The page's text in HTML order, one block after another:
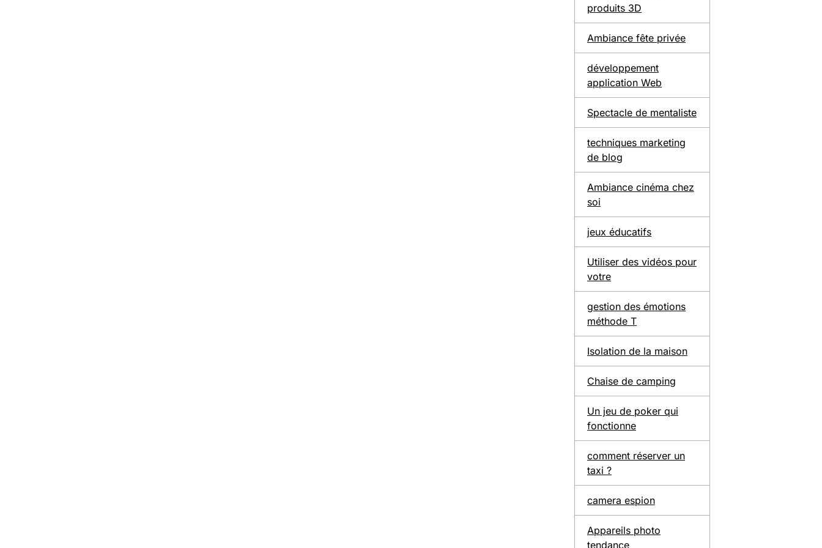
produits 3D
Ambiance fête privée
développement
application Web
Spectacle de mentaliste
techniques marketing
de blog
Ambiance cinéma chez
soi
jeux éducatifs
Utiliser des vidéos pour
votre
gestion des émotions
méthode T
Isolation de la maison
Chaise de camping
Un jeu de poker qui
fonctionne
comment réserver un
taxi ?
camera espion
Appareils photo
tendance